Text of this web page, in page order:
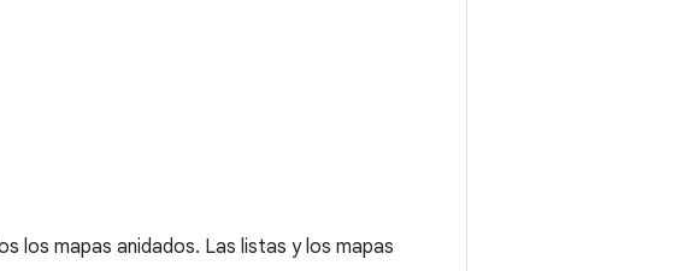
los mapas anidados. Las listas y los mapas